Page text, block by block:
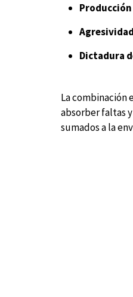
Dictadura
La combinación
absorber faltas
sumados a la